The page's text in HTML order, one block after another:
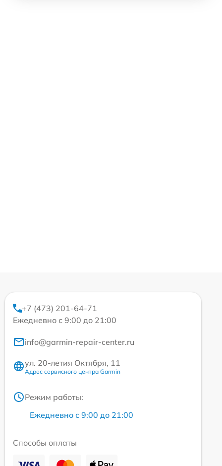
+7 (473) 201-64-71
Ежедневно с 9:00 до 21:00
info@garmin-repair-center.ru
ул. 20-летия Октября, 11
Адрес сервисного центра Garmin
Режим работы:
Ежедневно с 9:00 до 21:00
Способы оплаты